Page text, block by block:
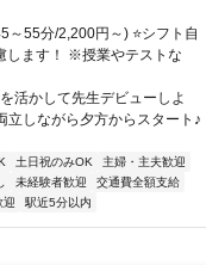
55分/2,200円～) ⭐シフト自
します！ ※授業やテストな
活かして先生デビューしよ
立しながら夕方からスタート♪
土日祝のみOK
主婦・主夫歓迎
未経験者歓迎
交通費全額支給
迎 駅近5分以内